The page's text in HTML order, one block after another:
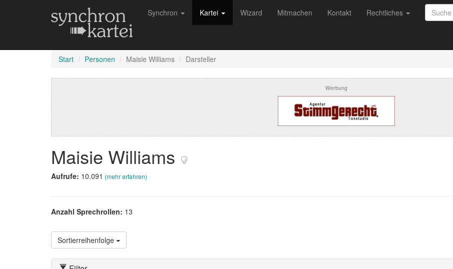
Synchron Kartei Wizard Mitmachen Kontakt Rechtliches
Start Personen Maisie Williams Darsteller
Werbung
Maisie Williams
Aufrufe: 10.091 (mehr erfahren)
Anzahl Sprechrollen: 13
Sortierreihenfolge